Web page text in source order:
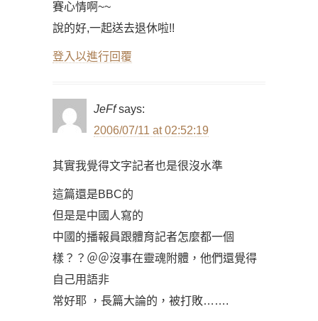
賽心情啊~~
說的好,一起送去退休啦!!
登入以進行回覆
JeFf says:
2006/07/11 at 02:52:19
其實我覺得文字記者也是很沒水準
這篇還是BBC的
但是是中國人寫的
中國的播報員跟體育記者怎麼都一個
樣？？＠＠沒事在靈魂附體，他們還覺得
自己用語非
常好耶 ，長篇大論的，被打敗…….